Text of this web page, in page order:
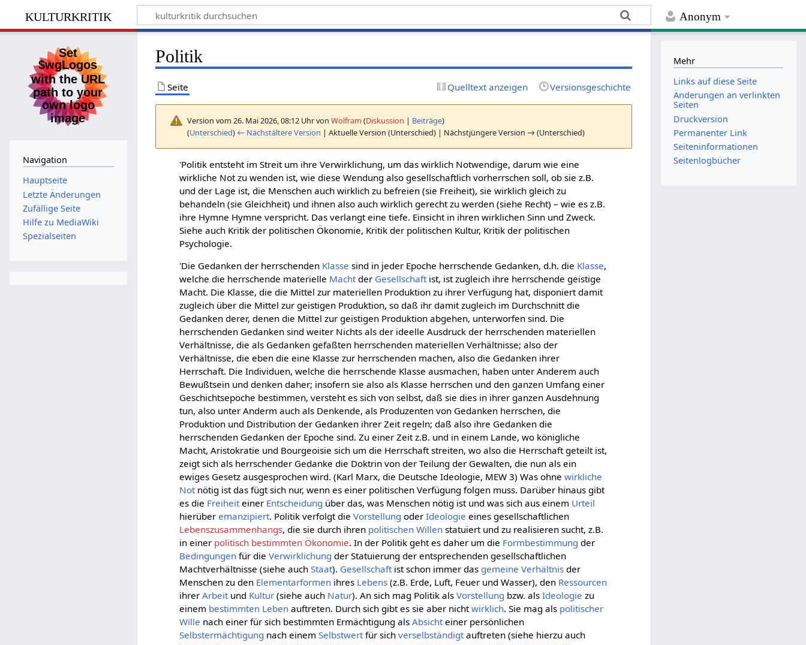
Anonym
kulturkritik
Politik
Seite Quelltext anzeigen Versionsgeschichte
Version vom 26. Mai 2026, 08:12 Uhr vonWolfram (Diskussion | Beiträge)
(Unterschied) ← Nächstältere Version | Aktuelle Version (Unterschied) | Nächstjüngere Version → (Unterschied)
'Politik entsteht im Streit um ihre Verwirklichung, um das wirklich Notwendige, darum wie eine
wirkliche Not zu wenden ist, wie diese Wendung also gesellschaftlich vorherrschen soll, ob sie z.B.
und der Lage ist, die Menschen auch wirklich zu befreien (sie Freiheit), sie wirklich gleich zu
behandeln (sie Gleichheit) und ihnen also auch wirklich gerecht zu werden (siehe Recht) – wie es z.B.
ihre Hymne Hymne verspricht. Das verlangt eine tiefe. Einsicht in ihren wirklichen Sinn und Zweck.
Siehe auch Kritik der politischen Ökonomie, Kritik der politischen Kultur, Kritik der politischen
Psychologie.
'Die Gedanken der herrschenden Klasse sind in jeder Epoche herrschende Gedanken, d.h. die Klasse,
welche die herrschende materielle Machtder Gesellschaftist, ist zugleich ihre herrschende geistige
Macht. Die Klasse, die die Mittel zur materiellen Produktion zu ihrer Verfügung hat, disponiert damit
zugleich über die Mittel zur geistigen Produktion, so daß ihr damit zugleich im Durchschnitt die
Gedanken derer, denen die Mittel zur geistigen Produktion abgehen, unterworfen sind. Die
herrschenden Gedanken sind weiter Nichts als der ideelle Ausdruck der herrschenden materiellen
Verhältnisse, die als Gedanken gefaßten herrschenden materiellen Verhältnisse; also der
Verhältnisse, die eben die eine Klasse zur herrschenden machen, also die Gedanken ihrer
Herrschaft. Die Individuen, welche die herrschende Klasse ausmachen, haben unter Anderem auch
Bewußtsein und denken daher; insofern sie also als Klasse herrschen und den ganzen Umfang einer
Geschichtsepoche bestimmen, versteht es sich von selbst, daß sie dies in ihrer ganzen Ausdehnung
tun, also unter Anderm auch als Denkende, als Produzenten von Gedanken herrschen, die
Produktion und Distribution der Gedanken ihrer Zeit regeln; daß also ihre Gedanken die
herrschenden Gedanken der Epoche sind. Zu einer Zeit z.B. und in einem Lande, wo königliche
Macht, Aristokratie und Bourgeoisie sich um die Herrschaft streiten, wo also die Herrschaft geteilt ist,
zeigt sich als herrschender Gedanke die Doktrin von der Teilung der Gewalten, die nun als ein
ewiges Gesetz ausgesprochen wird. (Karl Marx, die Deutsche Ideologie, MEW 3) Was ohnewirkliche
Notnötig ist das fügt sich nur, wenn es einer politischen Verfügung folgen muss. Darüber hinaus gibt
es die Freiheiteiner Entscheidung über das, was Menschen nötig ist und was sich aus einem Urteil
hierüberemanzipiert. Politik verfolgt dieVorstellung oderIdeologie eines gesellschaftlichen
Lebenszusammenhangs, die sie durch ihren politischen Willen statuiert und zu realisieren sucht, z.B.
in einer politisch bestimmten Ökonomie. In der Politik geht es daher um die Formbestimmung der
Bedingungen für dieVerwirklichung der Statuierung der entsprechenden gesellschaftlichen
Machtverhältnisse (siehe auchStaat). Gesellschaftist schon immer das gemeine Verhältnis der
Menschen zu den Elementarformen ihres Lebens (z.B. Erde, Luft, Feuer und Wasser), den Ressourcen
ihrerArbeitund Kultur (siehe auch Natur). An sich mag Politik alsVorstellung bzw. alsIdeologie zu
einem bestimmten Leben auftreten. Durch sich gibt es sie aber nichtwirklich. Sie mag als politischer
Wille nach einer für sich bestimmten Ermächtigung alsAbsichteiner persönlichen
Selbstermächtigung nach einemSelbstwertfür sichverselbständigtauftreten (siehe hierzu auch
Navigation
Hauptseite
Letzte Änderungen
Zufällige Seite
Hilfe zu MediaWiki
Spezialseiten
Mehr
Links auf diese Seite
Änderungen an verlinkten
Seiten
Druckversion
Permanenter Link
Seiten­­informationen
Seitenlogbücher